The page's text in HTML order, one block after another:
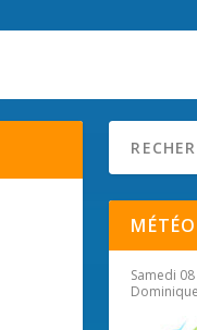
MÉTÉO
Samedi
Dominique